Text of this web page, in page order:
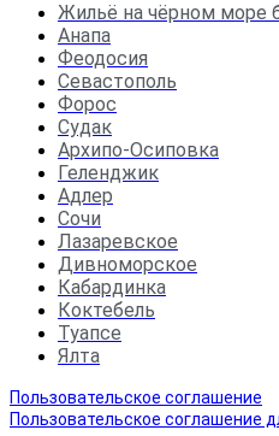
Жильё на чёрном море
Анапа
Феодосия
Севастополь
Форос
Судак
Архипо-Осиповка
Геленджик
Адлер
Сочи
Лазаревское
Дивноморское
Кабардинка
Коктебель
Туапсе
Ялта
Пользовательское соглашение
Пользовательское соглашение